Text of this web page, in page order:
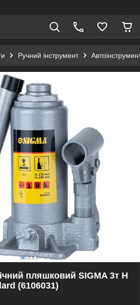
Ручний інструмент
пляшковий SIGMA 3т H
(6106031)